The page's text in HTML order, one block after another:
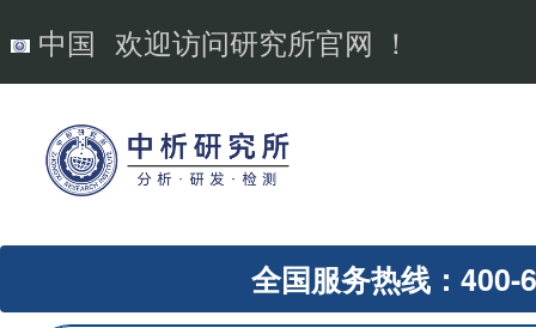
中国 欢迎访问研究所官网 ！
全国服务热线：400-